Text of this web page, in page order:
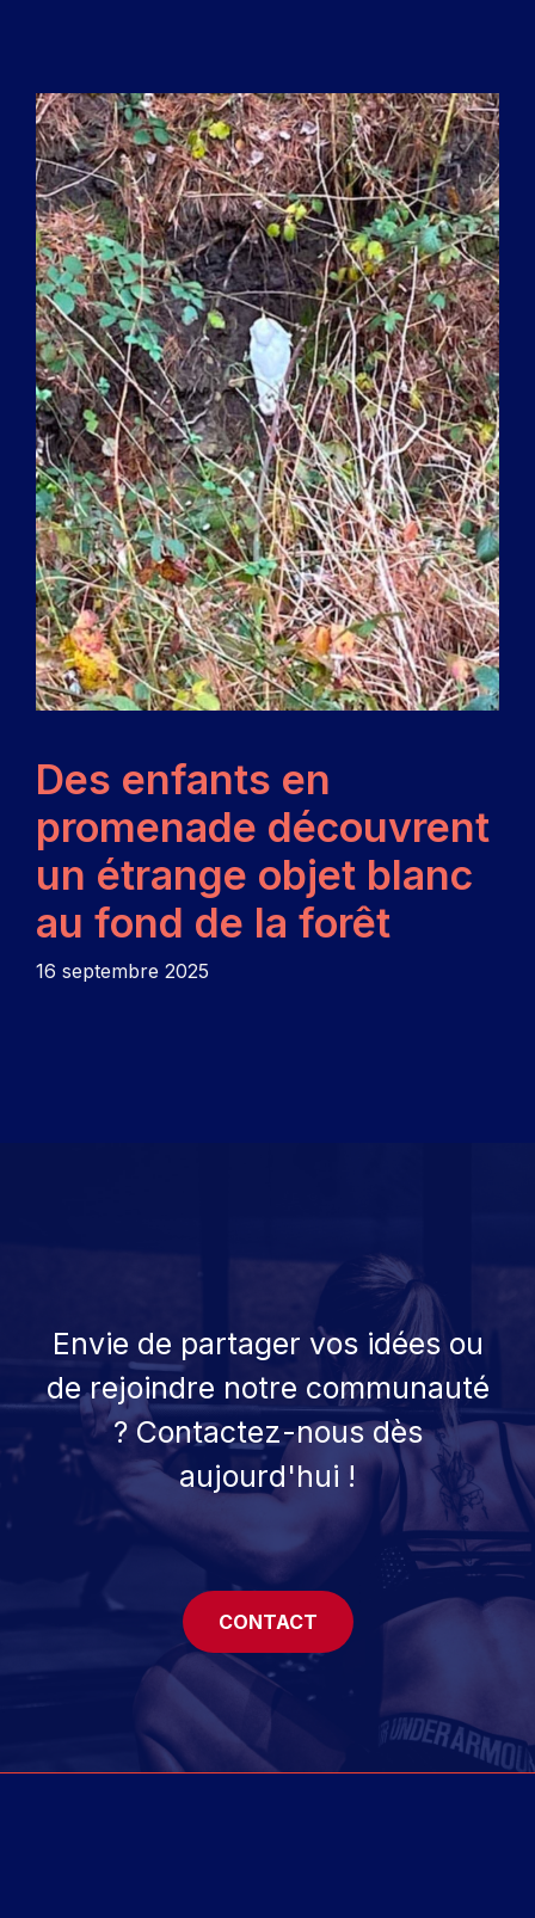
Des enfants en
promenade découvrent
un étrange objet blanc
au fond de la forêt
16 septembre 2025
Envie de partager vos idées ou
de rejoindre notre communauté
? Contactez-nous dès
aujourd'hui !
CONTACT